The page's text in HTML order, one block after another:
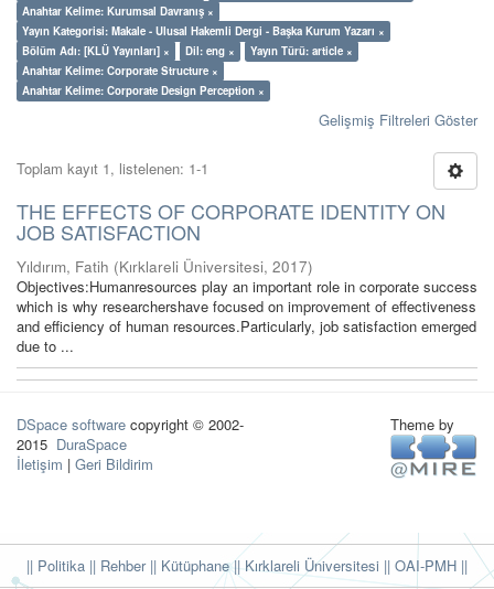
Anahtar Kelime: Kurumsal Davranış ×
Yayın Kategorisi: Makale - Ulusal Hakemli Dergi - Başka Kurum Yazarı ×
Bölüm Adı: [KLÜ Yayınları] ×
Dil: eng ×
Yayın Türü: article ×
Anahtar Kelime: Corporate Structure ×
Anahtar Kelime: Corporate Design Perception ×
Gelişmiş Filtreleri Göster
Toplam kayıt 1, listelenen: 1-1
THE EFFECTS OF CORPORATE IDENTITY ON
JOB SATISFACTION
Yıldırım, Fatih (Kırklareli Üniversitesi, 2017)
Objectives:Humanresources play an important role in corporate success
which is why researchershave focused on improvement of effectiveness
and efficiency of human resources.Particularly, job satisfaction emerged
due to ...
DSpace software copyright © 2002-
2015 DuraSpace
İletişim | Geri Bildirim
Theme by
|| Politika || Rehber|| Kütüphane|| Kırklareli Üniversitesi || OAI-PMH ||